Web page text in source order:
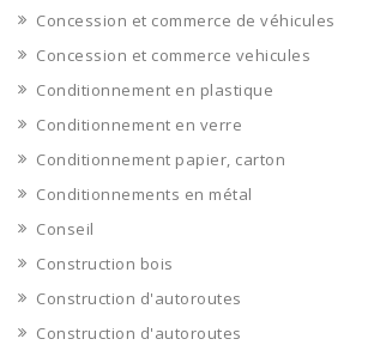
Concession et commerce de véhicules
Concession et commerce vehicules
Conditionnement en plastique
Conditionnement en verre
Conditionnement papier, carton
Conditionnements en métal
Conseil
Construction bois
Construction d'autoroutes
Construction d'autoroutes